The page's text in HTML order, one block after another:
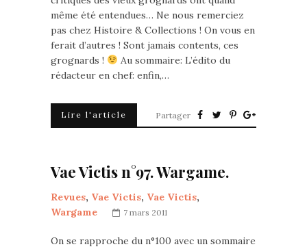
même été entendues… Ne nous remerciez
pas chez Histoire & Collections ! On vous en
ferait d’autres ! Sont jamais contents, ces
grognards !
Au sommaire: L’édito du
rédacteur en chef: enfin,…
Lire l'article Partager
Vae Victis n°97. Wargame.
Revues, Vae Victis, Vae Victis,
Wargame
7 mars 2011
On se rapproche du n°100 avec un sommaire